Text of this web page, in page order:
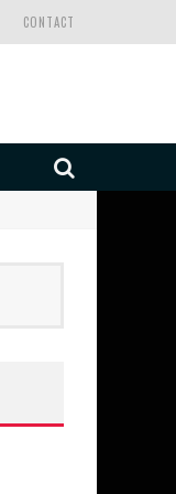
CONTACT